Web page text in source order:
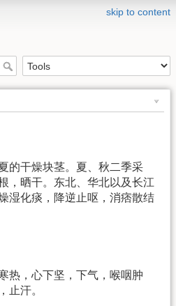
skip to content
的干燥块茎。夏、秋二季采
，晒干。东北、华北以及长江
湿化痰，降逆止呕，消痞散结
热，心下坚，下气，喉咽肿
止汗。